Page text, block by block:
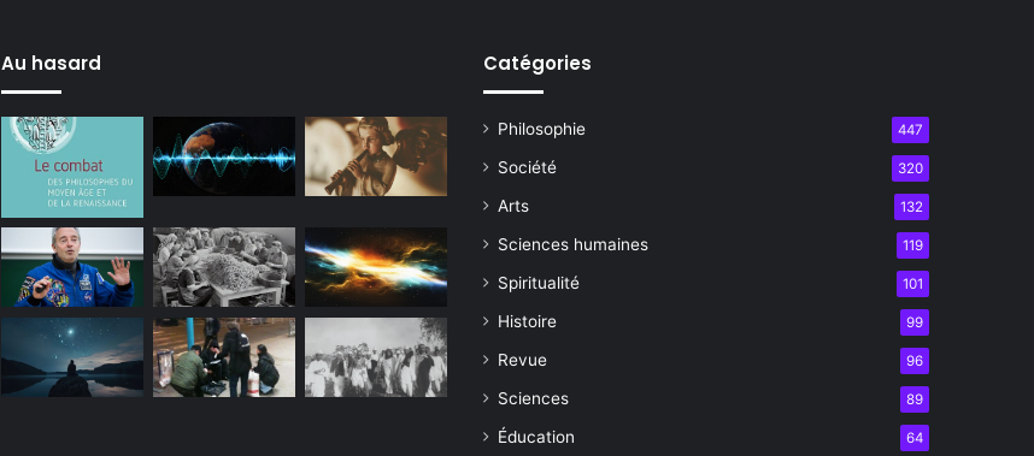
Au hasard Catégories
Philosophie 447
Société 320
Arts 132
Sciences humaines 119
Spiritualité 101
Histoire 99
Revue 96
Sciences 89
Éducation 64